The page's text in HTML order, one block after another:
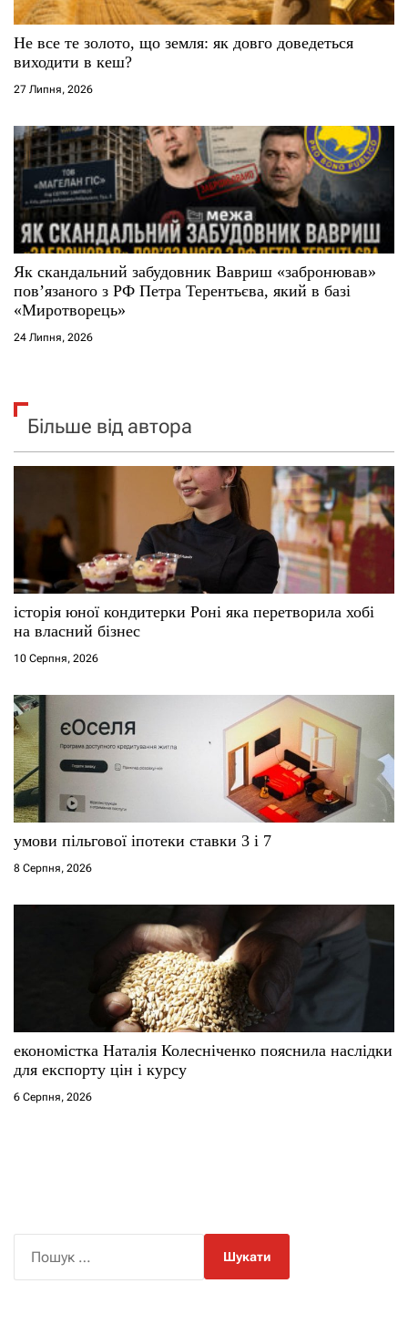
Не все те золото, що земля: як довго доведеться
виходити в кеш?
27 Липня, 2026
Як скандальний забудовник Вавриш «забронював»
повʼязаного з РФ Петра Терентьєва, який в базі
«Миротворець»
24 Липня, 2026
Більше від автора
історія юної кондитерки Роні яка перетворила хобі
на власний бізнес
10 Серпня, 2026
умови пільгової іпотеки ставки 3 і 7
8 Серпня, 2026
економістка Наталія Колесніченко пояснила наслідки
для експорту цін і курсу
6 Серпня, 2026